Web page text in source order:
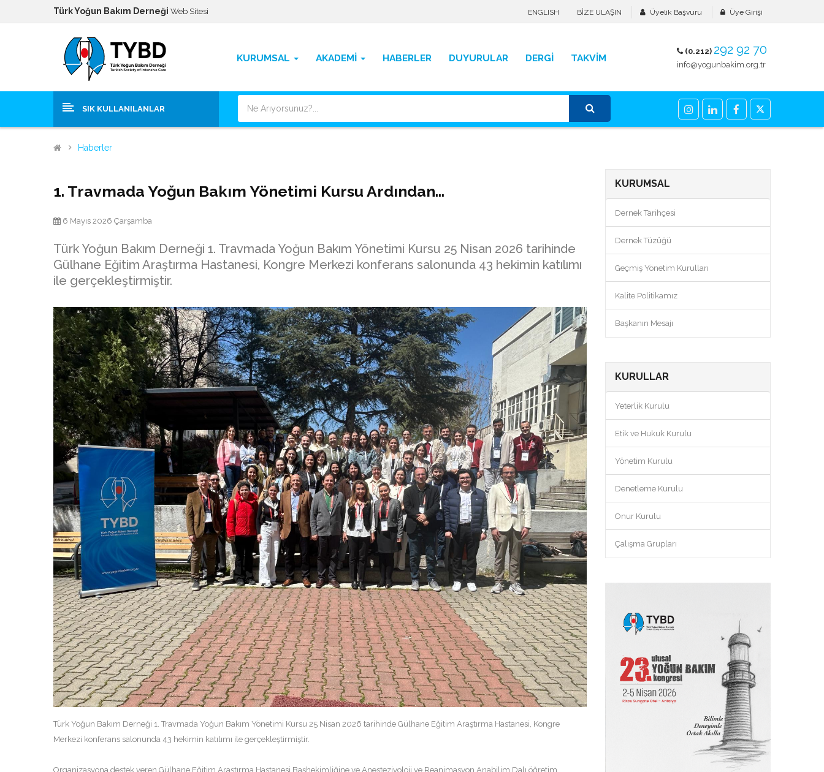
Türk Yoğun Bakım Derneği Web Sitesi ENGLISH BİZE ULAŞIN Üyelik Başvuru Üye Girişi
KURUMSAL AKADEMİ HABERLER DUYURULAR DERGİ TAKVİM
(0.212) 292 92 70
info@yogunbakim.org.tr
SIK KULLANILANLAR
Haberler
1. Travmada Yoğun Bakım Yönetimi Kursu Ardından…
6 Mayıs 2026 Çarşamba
Türk Yoğun Bakım Derneği 1. Travmada Yoğun Bakım Yönetimi Kursu 25 Nisan 2026 tarihinde
Gülhane Eğitim Araştırma Hastanesi, Kongre Merkezi konferans salonunda 43 hekimin katılımı
ile gerçekleştirmiştir.
Türk Yoğun Bakım Derneği 1. Travmada Yoğun Bakım Yönetimi Kursu 25 Nisan 2026 tarihinde Gülhane Eğitim Araştırma Hastanesi, Kongre
Merkezi konferans salonunda 43 hekimin katılımı ile gerçekleştirmiştir.
Organizasyona destek veren Gülhane Eğitim Araştırma Hastanesi Başhekimliğine ve Anesteziyoloji ve Reanimasyon Anabilim Dalı öğretim
KURUMSAL
Dernek Tarihçesi
Dernek Tüzüğü
Geçmiş Yönetim Kurulları
Kalite Politikamız
Başkanın Mesajı
KURULLAR
Yeterlik Kurulu
Etik ve Hukuk Kurulu
Yönetim Kurulu
Denetleme Kurulu
Onur Kurulu
Çalışma Grupları